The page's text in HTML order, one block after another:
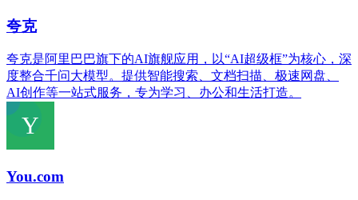
夸克
夸克是阿里巴巴旗下的AI旗舰应用，以“AI超级框”为核心，深
度整合千问大模型。提供智能搜索、文档扫描、极速网盘、
AI创作等一站式服务，专为学习、办公和生活打造。
You.com